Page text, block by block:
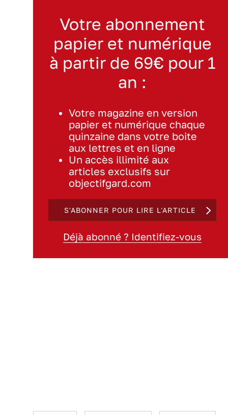
Votre abonnement
papier et numérique
à partir de 69€ pour 1
an :
Votre magazine en version
papier et numérique chaque
quinzaine dans votre boite
aux lettres et en ligne
Un accès illimité aux
articles exclusifs sur
objectifgard.com
S'ABONNER POUR LIRE L'ARTICLE
Déjà abonné ? Identifiez-vous